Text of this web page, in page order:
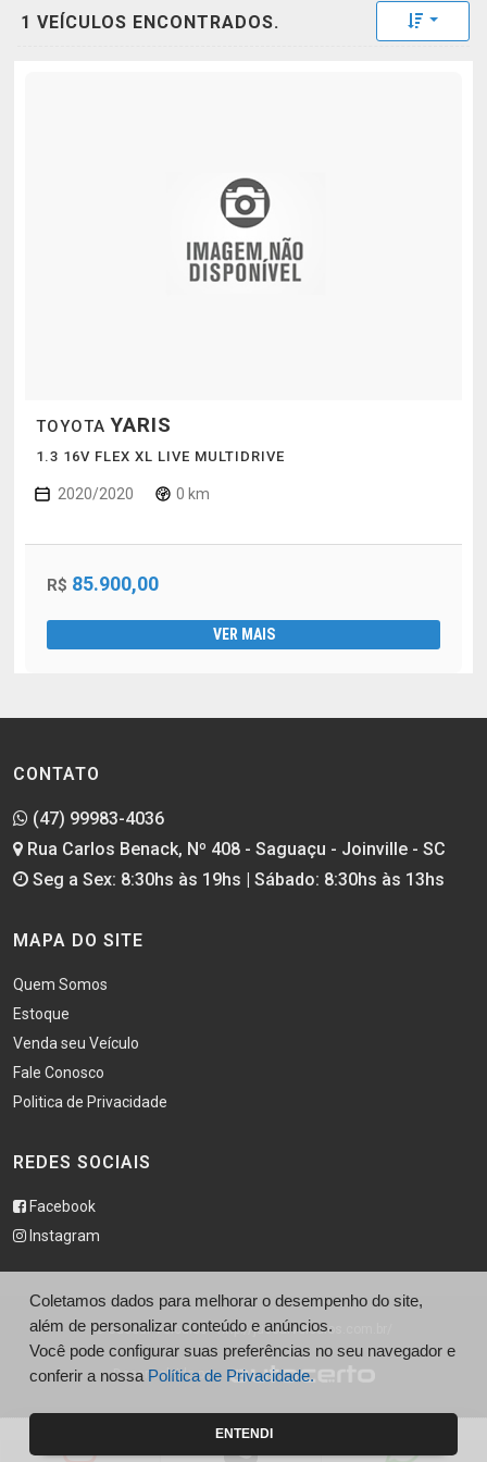
1 VEÍCULOS ENCONTRADOS. Toggle
TOYOTA YARIS
1.3 16V FLEX XL LIVE MULTIDRIVE
2020/2020 0 km
R$ 85.900,00
VER MAIS
CONTATO
(47) 99983-4036
Rua Carlos Benack, Nº 408 - Saguaçu - Joinville - SC
Seg a Sex: 8:30hs às 19hs | Sábado: 8:30hs às 13hs
MAPA DO SITE
Quem Somos
Estoque
Venda seu Veículo
Fale Conosco
Politica de Privacidade
REDES SOCIAIS
Facebook
Instagram
© Juccar Veículos - http://juccarveiculos.com.br/
Desenvolvido por
Coletamos dados para melhorar o desempenho do site,
além de personalizar conteúdo e anúncios.
Você pode configurar suas preferências no seu navegador e
conferir a nossa Política de Privacidade.
ENTENDI